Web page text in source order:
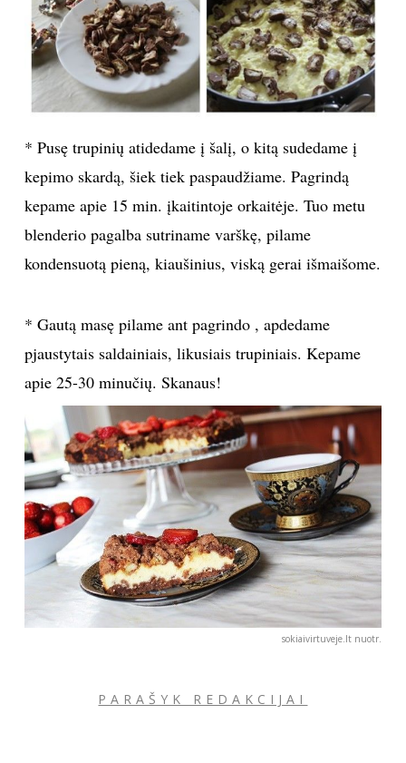
VIRTUVĖ
RECEPTAI
VAIKAI
NELAIMĖS
KONTAKTAI
PRIVATUMO POLITIKA
Sekite mus:
PRENUMERUOK
NAUJIENLAIŠKĮ
Prenumeruodami portalą,
Jūs sutinkate su
taisyklėmis
* Pusę trupinių atidedame į šalį, o kitą sudedame į
kepimo skardą, šiek tiek paspaudžiame. Pagrindą
kepame apie 15 min. įkaitintoje orkaitėje. Tuo metu
blenderio pagalba sutriname varškę, pilame
kondensuotą pieną, kiaušinius, viską gerai išmaišome.
* Gautą masę pilame ant pagrindo , apdedame
pjaustytais saldainiais, likusiais trupiniais. Kepame
apie 25-30 minučių. Skanaus!
sokiaivirtuveje.lt nuotr.
PARAŠYK REDAKCIJAI